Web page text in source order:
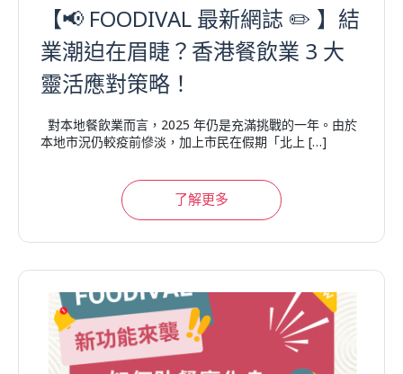
【📢 FOODIVAL 最新網誌 ✏️ 】結
業潮迫在眉睫？香港餐飲業 3 大
靈活應對策略！
對本地餐飲業而言，2025 年仍是充滿挑戰的一年。由於
本地市況仍較疫前慘淡，加上市民在假期「北上 […]
了解更多